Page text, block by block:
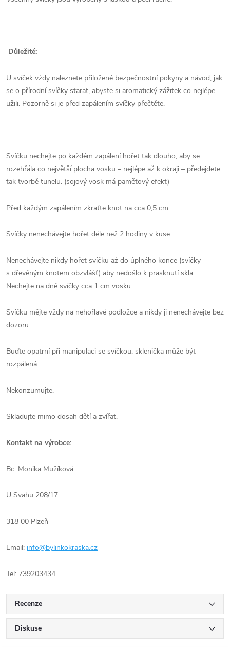
Důležité:
U svíček vždy naleznete přiložené bezpečnostní pokyny a návod, jak
se o přírodní svíčky starat, abyste si aromatický zážitek co nejlépe
užili. Pozorně si je před zapálením svíčky přečtěte.
Svíčku nechejte po každém zapálení hořet tak dlouho, aby se
rozehřála co největší plocha vosku – nejlépe až k okraji – předejdete
tak tvorbě tunelu. (sojový vosk má paměťový efekt)
Před každým zapálením zkraťte knot na cca 0,5 cm.
Svíčky nenechávejte hořet déle než 2 hodiny v kuse
Nenechávejte nikdy hořet svíčku až do úplného konce (svíčky
s dřevěným knotem obzvlášť) aby nedošlo k prasknutí skla.
Nechejte na dně svíčky cca 1 cm vosku.
Svíčku mějte vždy na nehořlavé podložce a nikdy ji nenechávejte bez
dozoru.
Buďte opatrní při manipulaci se svíčkou, sklenička může být
rozpálená.
Nekonzumujte.
Skladujte mimo dosah dětí a zvířat.
Kontakt na výrobce:
Bc. Monika Mužíková
U Svahu 208/17
318 00 Plzeň
Email: info@bylinkokraska.cz
Tel: 739203434
Recenze
Diskuse